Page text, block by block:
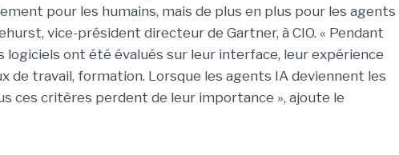
pour les humains, mais de plus en plus pour les agents
vice-président directeur de Gartner, à CIO. « Pendant
logiciels ont été évalués sur leur interface, leur expérience
de travail, formation. Lorsque les agents IA deviennent les
ces critères perdent de leur importance », ajoute le